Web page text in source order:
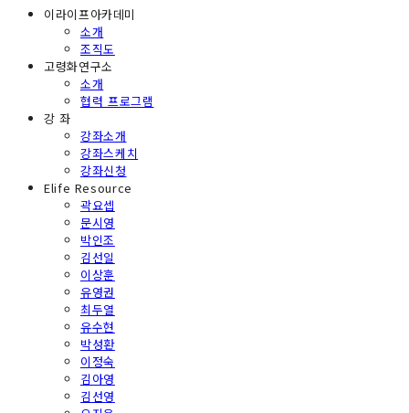
이라이프아카데미
소개
조직도
고령화연구소
소개
협력 프로그램
강 좌
강좌소개
강좌스케치
강좌신청
Elife Resource
곽요셉
문시영
박인조
김선일
이상훈
유영권
최두열
유수현
박성환
이정숙
김아영
김선영